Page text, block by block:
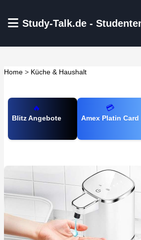
Study-Talk.de -
Home > Küche & Haushalt
🔥
Blitz Angebote
💳
Amex Platin Card